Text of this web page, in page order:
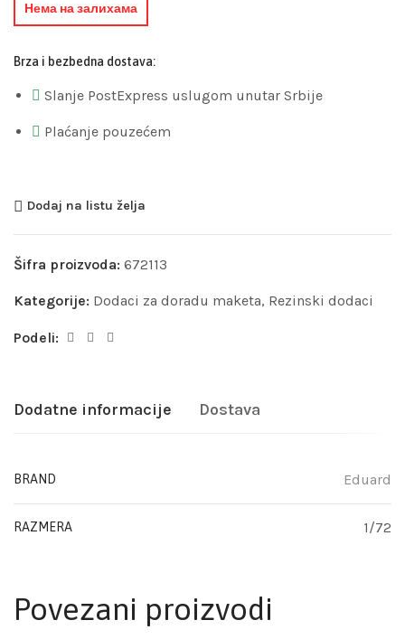
Нема на залихама
Brza i bezbedna dostava:
Slanje PostExpress uslugom unutar Srbije
Plaćanje pouzećem
Dodaj na listu želja
Šifra proizvoda: 672113
Kategorije: Dodaci za doradu maketa, Rezinski dodaci
Podeli:
Dodatne informacije Dostava
BRAND Eduard
RAZMERA 1/72
Povezani proizvodi